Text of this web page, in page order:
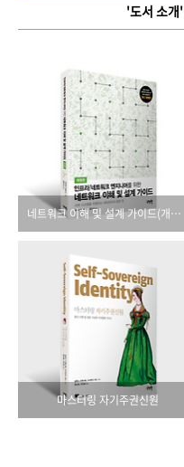
'도서 소개'
네트워크 이해 및 설계 가이드(개정판)
마스터링 자기주권신원